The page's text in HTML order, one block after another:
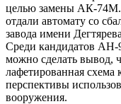
целью замены АК-74М.
отдали автомату со
завода имени
Среди кандидатов АН-
можно сделать вывод,
лафетированная
перспективы
вооружения.